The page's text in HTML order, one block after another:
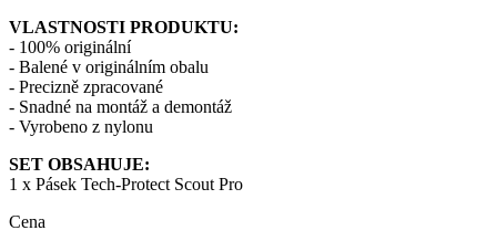
VLASTNOSTI PRODUKTU:
- 100% originální
- Balené v originálním obalu
- Precizně zpracované
- Snadné na montáž a demontáž
- Vyrobeno z nylonu
SET OBSAHUJE:
1 x Pásek Tech-Protect Scout Pro
Cena